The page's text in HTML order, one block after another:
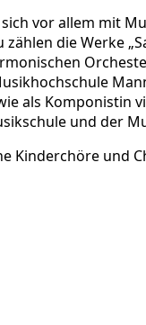
vor allem mit
die Werke
als Komponistin
und der
Kinderchöre und